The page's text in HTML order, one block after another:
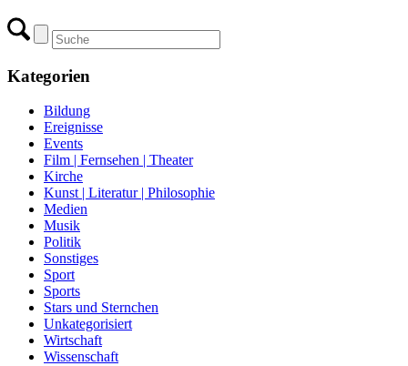
Kategorien
Bildung
Ereignisse
Events
Film | Fernsehen | Theater
Kirche
Kunst | Literatur | Philosophie
Medien
Musik
Politik
Sonstiges
Sport
Sports
Stars und Sternchen
Unkategorisiert
Wirtschaft
Wissenschaft